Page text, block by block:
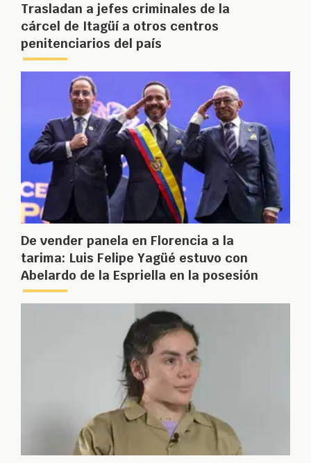
Trasladan a jefes criminales de la
cárcel de Itagüí a otros centros
penitenciarios del país
De vender panela en Florencia a la
tarima: Luis Felipe Yagüé estuvo con
Abelardo de la Espriella en la posesión